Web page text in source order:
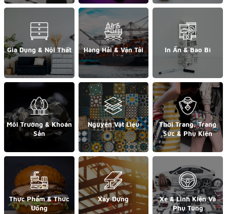
Gia Dụng & Nội Thất Hàng Hải & Vận Tải In Ấn & Bao Bì
Môi Trường & Khoán
Sản
Nguyên Vật Liệu
Thời Trang, Trang
Sức & Phụ Kiện
Thực Phẩm & Thức
Uống
Xây Dựng
Xe & Linh Kiện Và
Phụ Tùng